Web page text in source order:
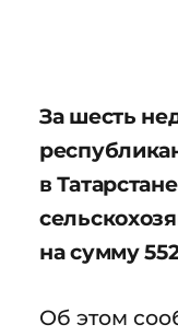
За шесть
в
на сумму
Об этом